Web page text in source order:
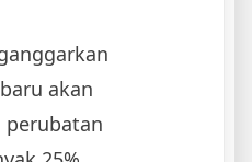
akan